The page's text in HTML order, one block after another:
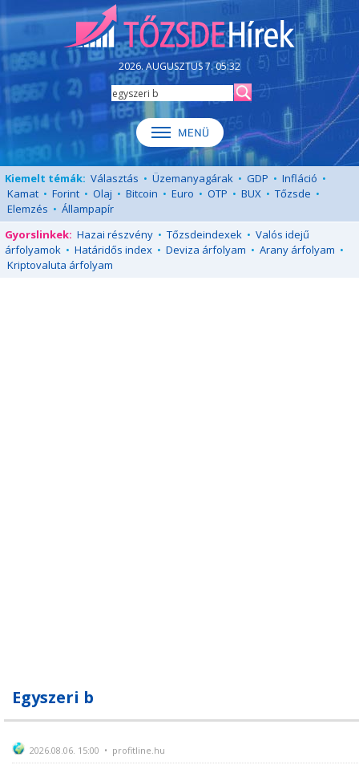
2026. AUGUSZTUS 7. 05:32
Kiemelt témák: Választás • Üzemanyagárak • GDP • Infláció •
Kamat • Forint • Olaj • Bitcoin • Euro • OTP • BUX • Tőzsde •
Elemzés • Állampapír
Gyorslinkek: Hazai részvény • Tőzsdeindexek • Valós idejű
árfolyamok • Határidős index • Deviza árfolyam • Arany árfolyam •
Kriptovaluta árfolyam
Egyszeri b
2026.08.06. 15:00 • profitline.hu